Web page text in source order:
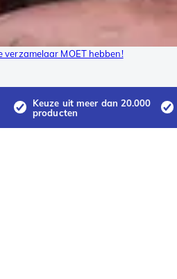
verzamelaar MOET hebben!
Keuze uit meer dan 20.000
producten